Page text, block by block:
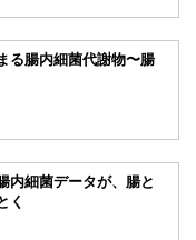
る腸内細菌代謝物〜腸
内細菌データが、腸と
く